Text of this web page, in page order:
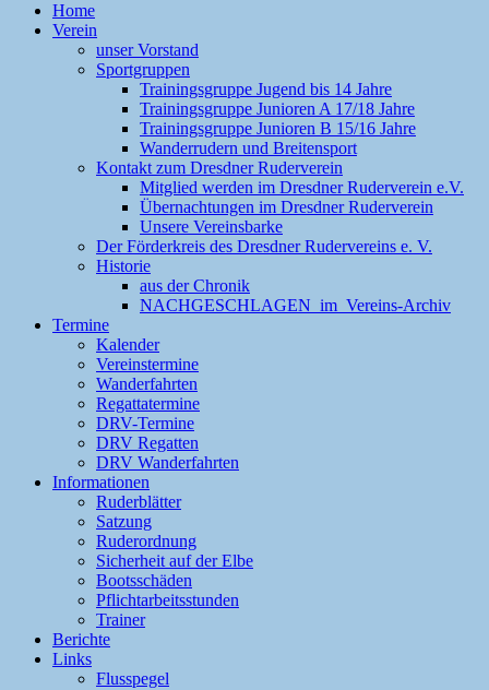
Home
Verein
unser Vorstand
Sportgruppen
Trainingsgruppe Jugend bis 14 Jahre
Trainingsgruppe Junioren A 17/18 Jahre
Trainingsgruppe Junioren B 15/16 Jahre
Wanderrudern und Breitensport
Kontakt zum Dresdner Ruderverein
Mitglied werden im Dresdner Ruderverein e.V.
Übernachtungen im Dresdner Ruderverein
Unsere Vereinsbarke
Der Förderkreis des Dresdner Rudervereins e. V.
Historie
aus der Chronik
NACHGESCHLAGEN im Vereins-Archiv
Termine
Kalender
Vereinstermine
Wanderfahrten
Regattatermine
DRV-Termine
DRV Regatten
DRV Wanderfahrten
Informationen
Ruderblätter
Satzung
Ruderordnung
Sicherheit auf der Elbe
Bootsschäden
Pflichtarbeitsstunden
Trainer
Berichte
Links
Flusspegel